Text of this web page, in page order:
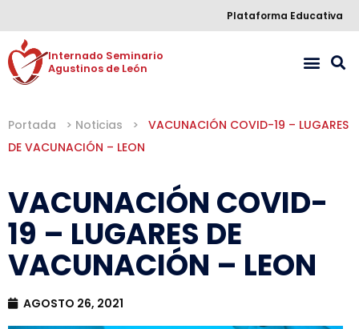
Plataforma Educativa
Internado Seminario
Agustinos de León
Portada > Noticias >
VACUNACIÓN COVID-19 – LUGARES
DE VACUNACIÓN – LEON
VACUNACIÓN COVID-
19 – LUGARES DE
VACUNACIÓN – LEON
AGOSTO 26, 2021